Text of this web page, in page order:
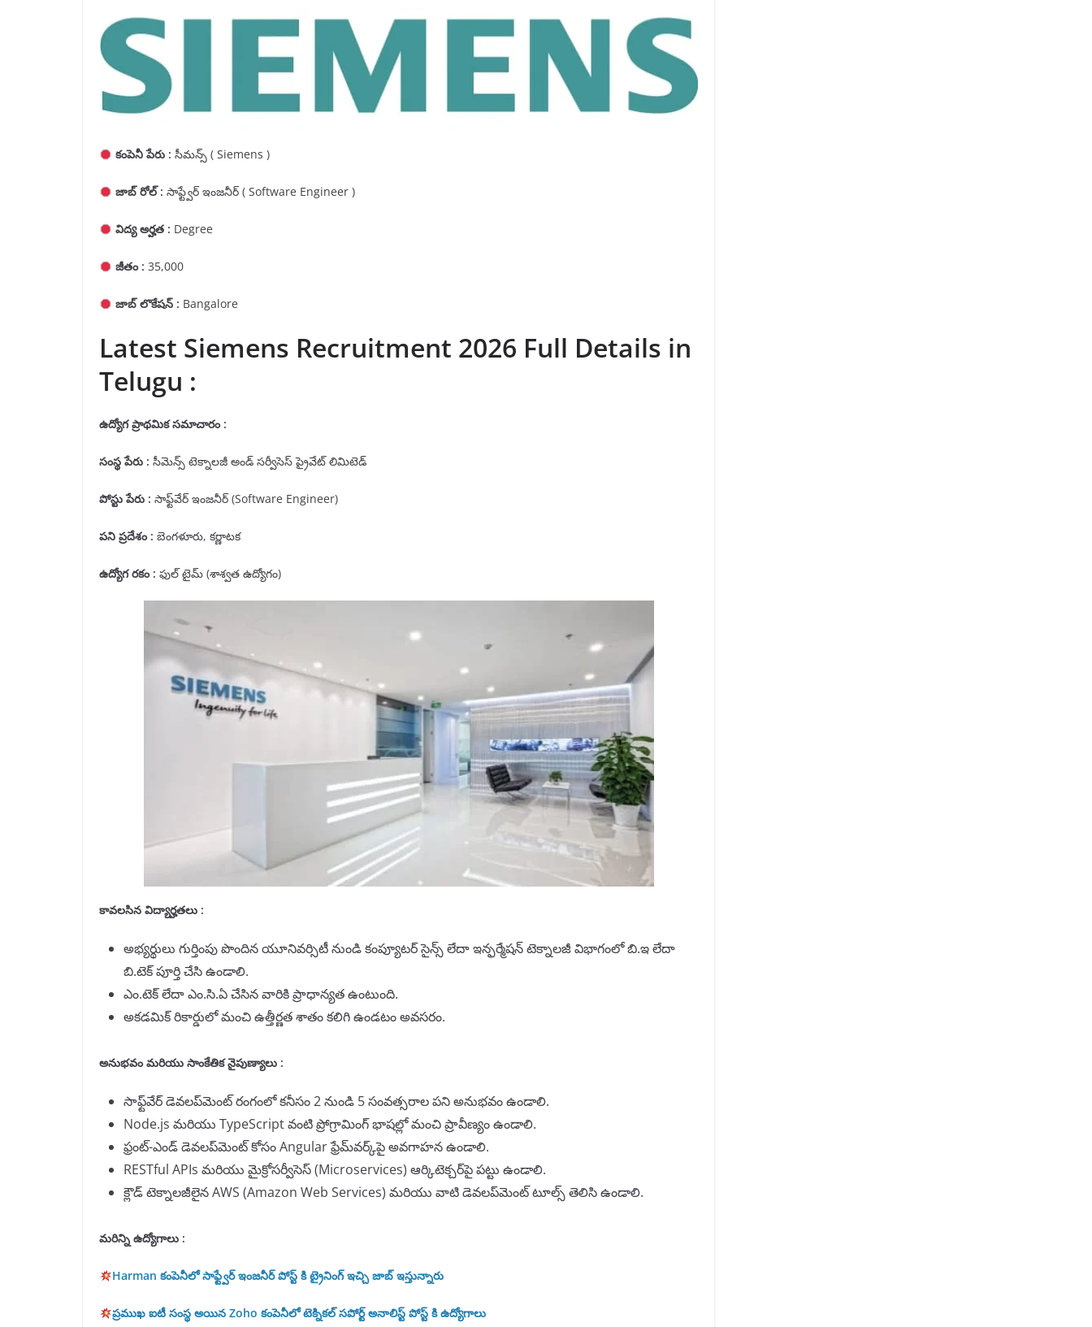
కంపెనీ పేరు : సీమన్స్ ( Siemens )
జాబ్ రోల్ : సాఫ్ట్వేర్ ఇంజనీర్ ( Software Engineer )
విద్య అర్హత : Degree
జీతం : 35,000
జాబ్ లొకేషన్ : Bangalore
Latest Siemens Recruitment 2026 Full Details in
Telugu :
ఉద్యోగ ప్రాథమిక సమాచారం:
సంస్థ పేరు : సీమెన్స్ టెక్నాలజీ అండ్ సర్వీసెస్ ప్రైవేట్ లిమిటెడ్
పోస్టు పేరు : సాఫ్ట్‌వేర్ ఇంజనీర్ (Software Engineer)
పని ప్రదేశం : బెంగళూరు, కర్ణాటక
ఉద్యోగ రకం : ఫుల్ టైమ్ (శాశ్వత ఉద్యోగం)
కావలసిన విద్యార్హతలు :
అభ్యర్థులు గుర్తింపు పొందిన యూనివర్సిటీ నుండి కంప్యూటర్ సైన్స్ లేదా ఇన్ఫర్మేషన్ టెక్నాలజీ విభాగంలో బి.ఇ లేదా
బి.టెక్ పూర్తి చేసి ఉండాలి.
ఎం.టెక్ లేదా ఎం.సి.ఏ చేసిన వారికి ప్రాధాన్యత ఉంటుంది.
అకడమిక్ రికార్డులో మంచి ఉత్తీర్ణత శాతం కలిగి ఉండటం అవసరం.
అనుభవం మరియు సాంకేతిక నైపుణ్యాలు :
సాఫ్ట్‌వేర్ డెవలప్‌మెంట్ రంగంలో కనీసం 2 నుండి 5 సంవత్సరాల పని అనుభవం ఉండాలి.
Node.js మరియు TypeScript వంటి ప్రోగ్రామింగ్ భాషల్లో మంచి ప్రావీణ్యం ఉండాలి.
ఫ్రంట్-ఎండ్ డెవలప్‌మెంట్ కోసం Angular ఫ్రేమ్‌వర్క్‌పై అవగాహన ఉండాలి.
RESTful APIs మరియు మైక్రోసర్వీసెస్ (Microservices) ఆర్కిటెక్చర్‌పై పట్టు ఉండాలి.
క్లౌడ్ టెక్నాలజీలైన AWS (Amazon Web Services) మరియు వాటి డెవలప్‌మెంట్ టూల్స్ తెలిసి ఉండాలి.
మరిన్ని ఉద్యోగాలు :
Harman కంపెనీలో సాఫ్ట్వేర్ ఇంజనీర్ పోస్ట్ కి ట్రైనింగ్ ఇచ్చి జాబ్ ఇస్తున్నారు
ప్రముఖ ఐటీ సంస్థ అయిన Zoho కంపెనీలో టెక్నికల్ సపోర్ట్ అనాలిస్ట్ పోస్ట్ కి ఉద్యోగాలు